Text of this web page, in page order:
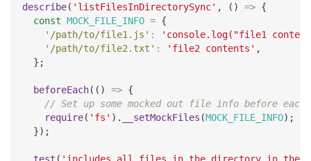
describe( 'listFilesInDirectorySync' , ( ) => {
const MOCK_FILE_INFO = {
'/path/to/file1.js' :
'console.log("file1
'/path/to/file2.txt' : 'file2 contents' ,
} ;
beforeEach( ( ) => {
// Set up some mocked out file info before
require( 'fs' ) . __setMockFiles (MOCK_FILE_INFO) ;
}) ;